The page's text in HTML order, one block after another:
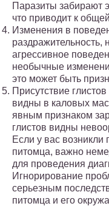
Паразиты забирают
что приводит к
Изменения в
раздражительность,
агрессивное
необычные
это может быть
Присутствие
видны в каловых
явным признаком
глистов видны
Если у вас возникли
питомца, важно
для проведения
Игнорирование
серьезным
питомца и его